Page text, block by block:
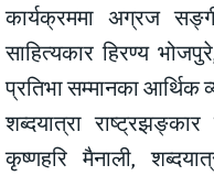
कार्यक्रममा अग्रज
साहित्यकार हिरण्य
प्रतिभा सम्मानका आर्थिक
शब्दयात्रा
कृष्णहरि मैनाली,